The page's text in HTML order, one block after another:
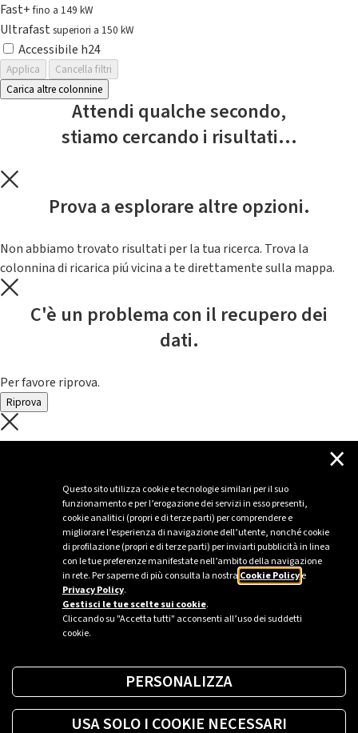
Questo sito utilizza cookie e tecnologie similari per il suo
funzionamento e per l’erogazione dei servizi in esso presenti,
cookie analitici (propri e di terze parti) per comprendere e
migliorare l’esperienza di navigazione dell’utente, nonché cookie
di profilazione (propri e di terze parti) per inviarti pubblicità in linea
con le tue preferenze manifestate nell’ambito della navigazione
in rete. Per saperne di più consulta la nostra Cookie Policye
Privacy Policy.
Gestisci le tue scelte sui cookie.
Cliccando su "Accetta tutti" acconsenti all’uso dei suddetti
cookie.
×
PERSONALIZZA
USA SOLO I COOKIE NECESSARI
Fast+fino a 149 kW
Ultrafast superiori a 150 kW
Accessibile h24
Applica
Cancella filtri
Carica altre colonnine
Attendi qualche secondo,
stiamo cercando i risultati...
Prova a esplorare altre opzioni.
Non abbiamo trovato risultati per la tua ricerca. Trova la
colonnina di ricarica piú vicina a te direttamente sulla mappa.
C'è un problema con il recupero dei
dati.
Per favore riprova.
Riprova
C'è un problema con il recupero dei
Per favore riprova piú tardi
Sei un’azienda o una PA?
Trova la soluzione più giusta per te.
Richiedi una colonnina